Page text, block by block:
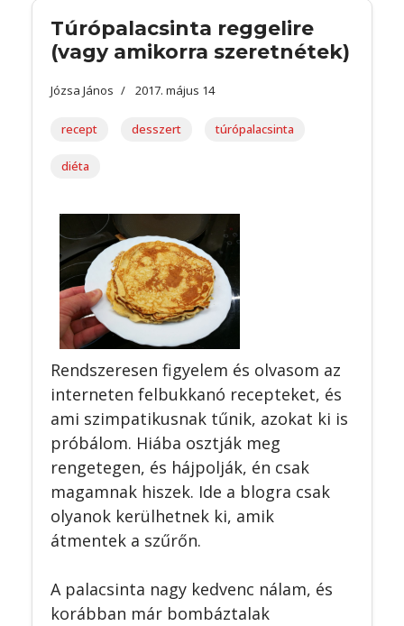
Túrópalacsinta reggelire
(vagy amikorra szeretnétek)
Józsa János 2017. május 14
recept desszert túrópalacsinta
diéta
Rendszeresen figyelem és olvasom az
interneten felbukkanó recepteket, és
ami szimpatikusnak tűnik, azokat ki is
próbálom. Hiába osztják meg
rengetegen, és hájpolják, én csak
magamnak hiszek. Ide a blogra csak
olyanok kerülhetnek ki, amik
átmentek a szűrőn.
A palacsinta nagy kedvenc nálam, és
korábban már bombáztalak